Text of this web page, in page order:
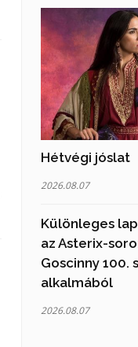
Hétvégi jóslat
2026.08.07
Különleges
az Asterix-
Goscinny 100.
alkalmából
2026.08.07